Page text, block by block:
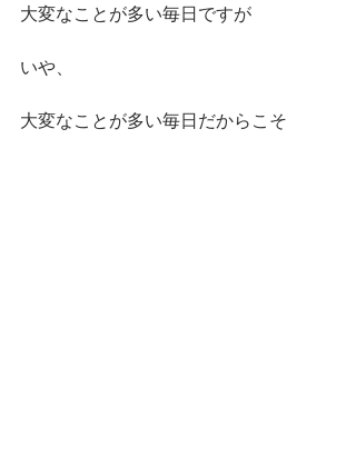
大変なことが多い毎日ですが
いや、
大変なことが多い毎日だからこそ